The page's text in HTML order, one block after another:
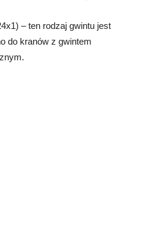
– ten rodzaj gwintu jest
do kranów z gwintem